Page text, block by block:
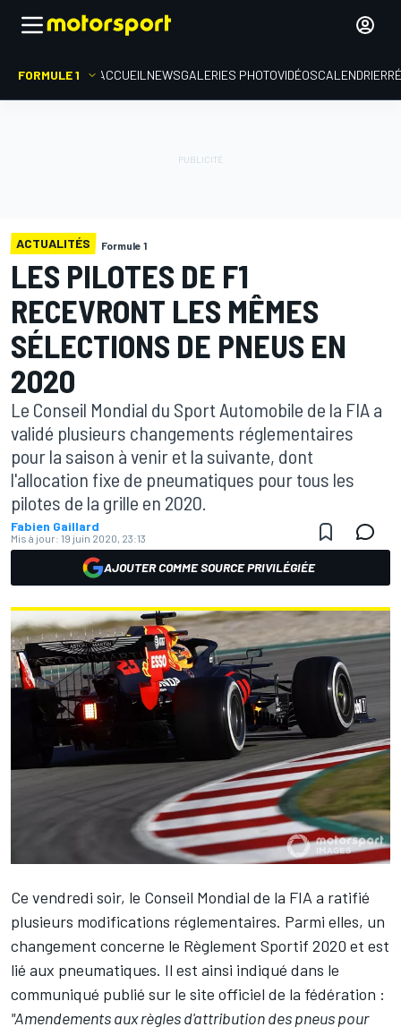
FORMULE 1 ACCUEIL NEWSGALERIES PHOTOVIDÉOSCALENDRIER
ACTUALITÉS Formule 1
LES PILOTES DE F1
RECEVRONT LES MÊMES
SÉLECTIONS DE PNEUS EN
2020
Le Conseil Mondial du Sport Automobile de la FIA a
validé plusieurs changements réglementaires
pour la saison à venir et la suivante, dont
l'allocation fixe de pneumatiques pour tous les
pilotes de la grille en 2020.
Fabien Gaillard
Mis à jour: 19 juin 2020, 23:13
AJOUTER COMME SOURCE PRIVILÉGIÉE
Ce vendredi soir, le Conseil Mondial de la FIA a ratifié
plusieurs modifications réglementaires. Parmi elles, un
changement concerne le Règlement Sportif 2020 et est
lié aux pneumatiques. Il est ainsi indiqué dans le
communiqué publié sur le site officiel de la fédération :
"Amendements aux règles d'attribution des pneus pour